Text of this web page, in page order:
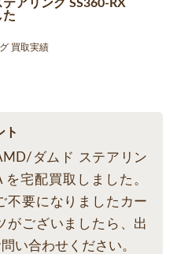
アリング SS360-RX
た
買取実績
ト
ダムド ステアリン
を宅配買取しました。
不要になりましたカー
がございましたら、出
い合わせください。